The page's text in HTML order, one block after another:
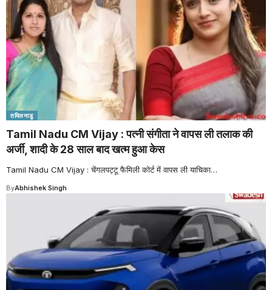
तमिलनाडु
Tamil Nadu CM Vijay : पत्नी संगीता ने वापस ली तलाक की
अर्जी, शादी के 28 साल बाद खत्म हुआ केस
Tamil Nadu CM Vijay : चेंगलपट्टू फैमिली कोर्ट में वापस ली याचिका…
ByAbhishek Singh